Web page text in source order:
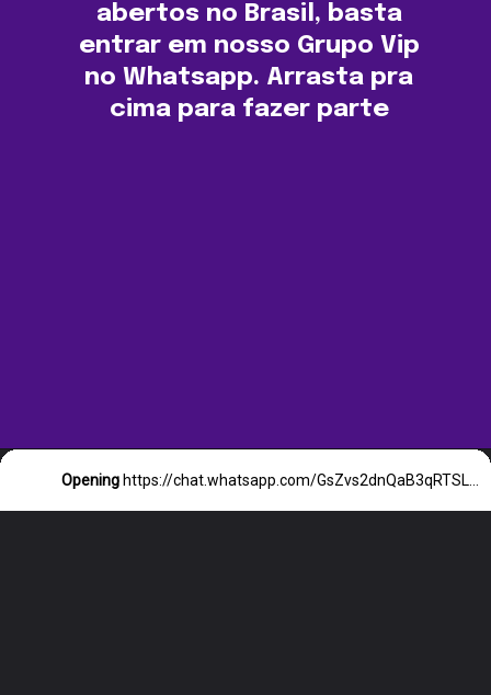
abertos no Brasil, basta
entrar em nosso Grupo Vip
no Whatsapp. Arrasta pra
cima para fazer parte
Opening